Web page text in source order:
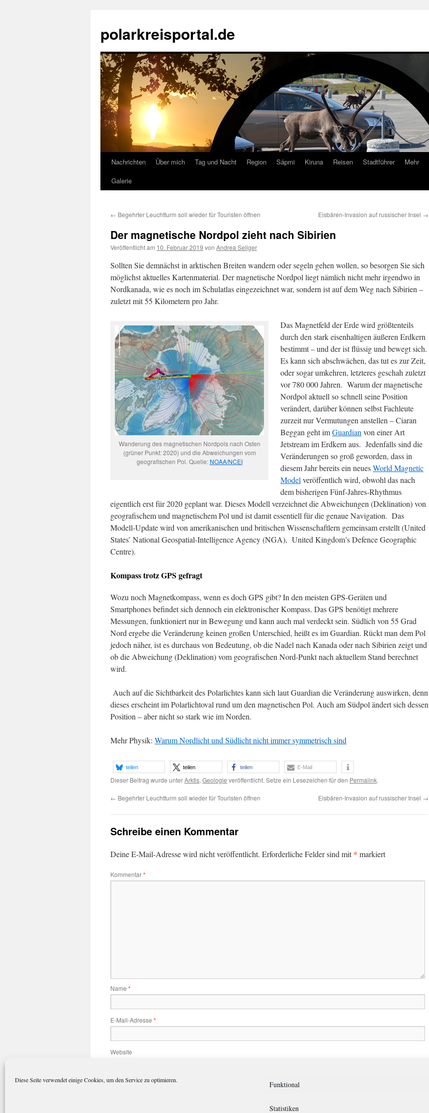
Diese Seite verwendet einige Cookies, um den Service zu optimieren. Funktional
Statistiken
springen
polarkreisportal.de
Nachrichten Über mich Tag und Nacht Region Sápmi Kiruna Reisen Stadtführer Mehr
Galerie
← Begehrter Leuchtturm soll wieder für Touristen öffnen Eisbären-Invasion auf russischer Insel →
Der magnetische Nordpol zieht nach Sibirien
Veröffentlicht am 10. Februar 2019 von Andrea Seliger
Sollten Sie demnächst in arktischen Breiten wandern oder segeln gehen wollen, so besorgen Sie sich
möglichst aktuelles Kartenmaterial. Der magnetische Nordpol liegt nämlich nicht mehr irgendwo in
Nordkanada, wie es noch im Schulatlas eingezeichnet war, sondern ist auf dem Weg nach Sibirien –
zuletzt mit 55 Kilometern pro Jahr.
Wanderung des magnetischen Nordpols nach Osten
(grüner Punkt: 2020) und die Abweichungen vom
geografischen Pol. Quelle: NOAA/NCEI
Das Magnetfeld der Erde wird größtenteils
durch den stark eisenhaltigen äußeren Erdkern
bestimmt – und der ist flüssig und bewegt sich.
Es kann sich abschwächen, das tut es zur Zeit,
oder sogar umkehren, letzteres geschah zuletzt
vor 780 000 Jahren. Warum der magnetische
Nordpol aktuell so schnell seine Position
verändert, darüber können selbst Fachleute
zurzeit nur Vermutungen anstellen – Ciaran
Beggan geht imGuardian von einer Art
Jetstream im Erdkern aus. Jedenfalls sind die
Veränderungen so groß geworden, dass in
diesem Jahr bereits ein neuesWorld Magnetic
Model veröffentlich wird, obwohl das nach
dem bisherigen Fünf-Jahres-Rhythmus
eigentlich erst für 2020 geplant war. Dieses Modell verzeichnet die Abweichungen (Deklination) von
geografischem und magnetischem Pol und ist damit essentiell für die genaue Navigation. Das
Modell-Update wird von amerikanischen und britischen Wissenschaftlern gemeinsam erstellt (United
States’ National Geospatial-Intelligence Agency (NGA), United Kingdom’s Defence Geographic
Centre).
Kompass trotz GPS gefragt
Wozu noch Magnetkompass, wenn es doch GPS gibt? In den meisten GPS-Geräten und
Smartphones befindet sich dennoch ein elektronischer Kompass. Das GPS benötigt mehrere
Messungen, funktioniert nur in Bewegung und kann auch mal verdeckt sein. Südlich von 55 Grad
Nord ergebe die Veränderung keinen großen Unterschied, heißt es im Guardian. Rückt man dem Pol
jedoch näher, ist es durchaus von Bedeutung, ob die Nadel nach Kanada oder nach Sibirien zeigt und
ob die Abweichung (Deklination) vom geografischen Nord-Punkt nach aktuellem Stand berechnet
wird.
Auch auf die Sichtbarkeit des Polarlichtes kann sich laut Guardian die Veränderung auswirken, denn
dieses erscheint im Polarlichtoval rund um den magnetischen Pol. Auch am Südpol ändert sich dessen
Position – aber nicht so stark wie im Norden.
Mehr Physik: Warum Nordlicht und Südlicht nicht immer symmetrisch sind
teilen teilen teilen E-Mail
Dieser Beitrag wurde unterArktis, Geologie veröffentlicht. Setze ein Lesezeichen für den Permalink.
← Begehrter Leuchtturm soll wieder für Touristen öffnen Eisbären-Invasion auf russischer Insel →
Schreibe einen Kommentar
Deine E-Mail-Adresse wird nicht veröffentlicht. Erforderliche Felder sind mit* markiert
Kommentar*
Name *
E-Mail-Adresse *
Website
Name, E-Mail-Adresse und Website in diesem Browser für meinen nächsten Kommentar speichern.